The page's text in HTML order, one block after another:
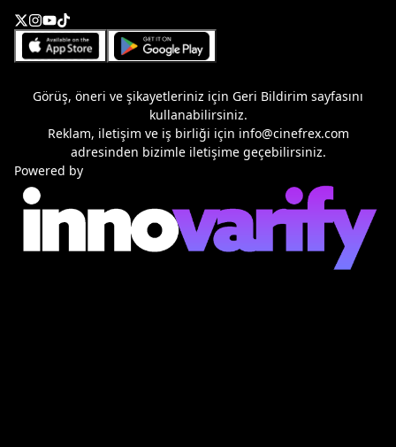
Görüş, öneri ve şikayetleriniz için Geri Bildirim sayfasını
kullanabilirsiniz.
Reklam, iletişim ve iş birliği için info@cinefrex.com
adresinden bizimle iletişime geçebilirsiniz.
Powered by